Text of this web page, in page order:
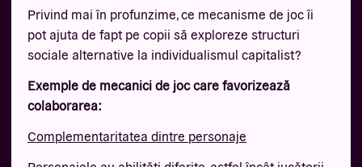
Privind mai în profunzime, ce mecanisme de joc îi
pot ajuta de fapt pe copii să exploreze structuri
sociale alternative la individualismul capitalist?
Exemple de mecanici de joc care favorizează
colaborarea:
Complementaritatea dintre personaje